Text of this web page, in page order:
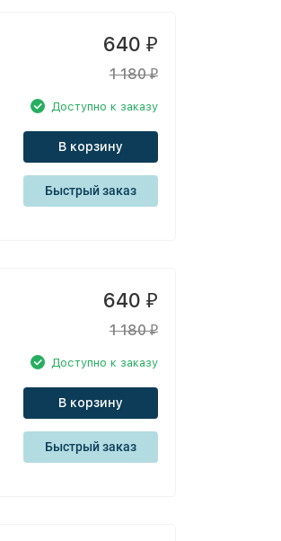
640 ₽
1 180₽
Доступно к заказу
В корзину
Быстрый заказ
640 ₽
1 180₽
Доступно к заказу
В корзину
Быстрый заказ